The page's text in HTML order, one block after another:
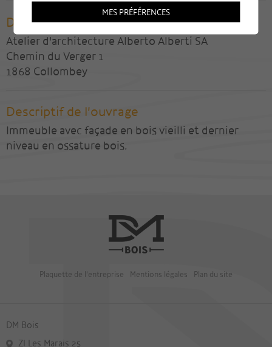
Direction des travaux
Atelier d'architecture Alberto Alberti SA
Chemin du Verger 1
1868 Collombey
Descriptif de l'ouvrage
Immeuble avec façade en bois vieilli et dernier
niveau en ossature bois.
Plaquette de l'entreprise Mentions légales Plan du site
DM Bois
ZI Les Marais 25
MES PRÉFÉRENCES